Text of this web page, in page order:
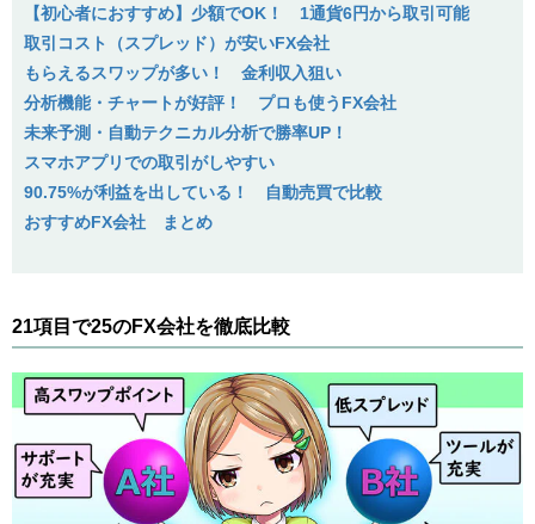
【初心者におすすめ】少額でOK！ 1通貨6円から取引可能
取引コスト（スプレッド）が安いFX会社
もらえるスワップが多い！ 金利収入狙い
分析機能・チャートが好評！ プロも使うFX会社
未来予測・自動テクニカル分析で勝率UP！
スマホアプリでの取引がしやすい
90.75%が利益を出している！ 自動売買で比較
おすすめFX会社 まとめ
21項目で25のFX会社を徹底比較